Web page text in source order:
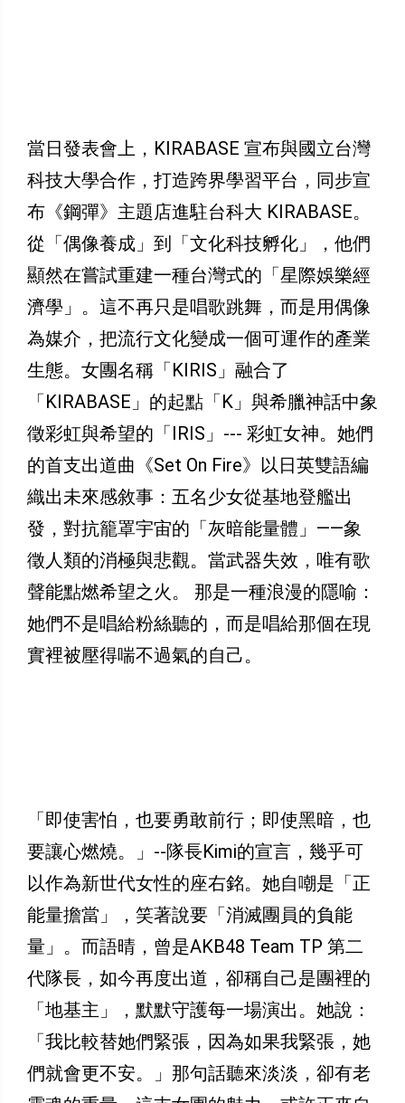
當日發表會上，KIRABASE 宣布與國立台灣
科技大學合作，打造跨界學習平台，同步宣
布《鋼彈》主題店進駐台科大 KIRABASE。
從「偶像養成」到「文化科技孵化」，他們
顯然在嘗試重建一種台灣式的「星際娛樂經
濟學」。這不再只是唱歌跳舞，而是用偶像
為媒介，把流行文化變成一個可運作的產業
生態。女團名稱「KIRIS」融合了
「KIRABASE」的起點「K」與希臘神話中象
徵彩虹與希望的「IRIS」--- 彩虹女神。她們
的首支出道曲《Set On Fire》以日英雙語編
織出未來感敘事：五名少女從基地登艦出
發，對抗籠罩宇宙的「灰暗能量體」——象
徵人類的消極與悲觀。當武器失效，唯有歌
聲能點燃希望之火。 那是一種浪漫的隱喻：
她們不是唱給粉絲聽的，而是唱給那個在現
實裡被壓得喘不過氣的自己。
「即使害怕，也要勇敢前行；即使黑暗，也
要讓心燃燒。」--隊長Kimi的宣言，幾乎可
以作為新世代女性的座右銘。她自嘲是「正
能量擔當」，笑著說要「消滅團員的負能
量」。而語晴，曾是AKB48 Team TP 第二
代隊長，如今再度出道，卻稱自己是團裡的
「地基主」，默默守護每一場演出。她說：
「我比較替她們緊張，因為如果我緊張，她
們就會更不安。」那句話聽來淡淡，卻有老